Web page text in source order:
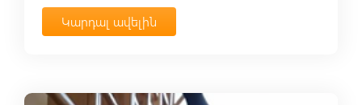
Կարդալ ավելին